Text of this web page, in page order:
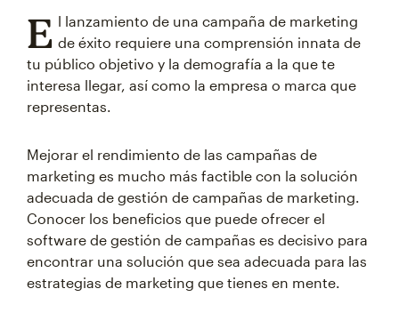
E l lanzamiento de una campaña de marketing
de éxito requiere una comprensión innata de
tu público objetivo y la demografía a la que te
interesa llegar, así como la empresa o marca que
representas.
Mejorar el rendimiento de las campañas de
marketing es mucho más factible con la solución
adecuada de gestión de campañas de marketing.
Conocer los beneficios que puede ofrecer el
software de gestión de campañas es decisivo para
encontrar una solución que sea adecuada para las
estrategias de marketing que tienes en mente.